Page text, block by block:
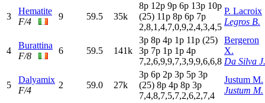
3
Hematite
F/4
9 59.5 35k
8p 12p 9p 6p 13p 10p
(25) 11p 8p 6p 7p
2,8,1,4,7,0,9,2,4,3,4,5
P. Lacroix
Legros B.
4
Burattina
F/8
6 59.5 141k
3p 8p 4p 1p 11p (25)
3p 7p 1p 1p 4p
7,2,6,9,9,7,3,9,9,6,6,8
Bergeron
X.
Da Silva J.
5
Dalyamix
F/4
2 59.0 27k
3p 6p 2p 3p 5p 3p
(25) 8p 4p 8p 3p
7,4,8,7,5,7,2,6,2,7,4
Justum M.
Justum M.